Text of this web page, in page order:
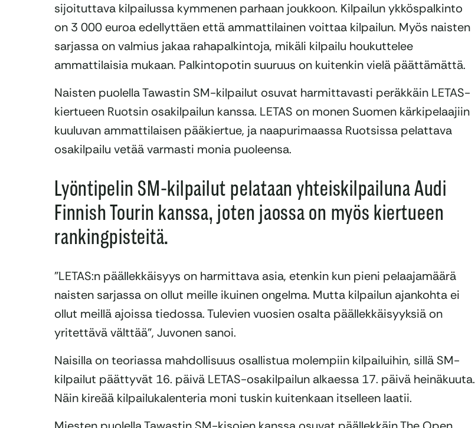
sijoituttava kilpailussa kymmenen parhaan joukkoon. Kilpailun ykköspalkinto
on 3 000 euroa edellyttäen että ammattilainen voittaa kilpailun. Myös naisten
sarjassa on valmius jakaa rahapalkintoja, mikäli kilpailu houkuttelee
ammattilaisia mukaan. Palkintopotin suuruus on kuitenkin vielä päättämättä.
Naisten puolella Tawastin SM-kilpailut osuvat harmittavasti peräkkäin LETAS-
kiertueen Ruotsin osakilpailun kanssa. LETAS on monen Suomen kärkipelaajiin
kuuluvan ammattilaisen pääkiertue, ja naapurimaassa Ruotsissa pelattava
osakilpailu vetää varmasti monia puoleensa.
Lyöntipelin SM-kilpailut pelataan yhteiskilpailuna Audi
Finnish Tourin kanssa, joten jaossa on myös kiertueen
rankingpisteitä.
”LETAS:n päällekkäisyys on harmittava asia, etenkin kun pieni pelaajamäärä
naisten sarjassa on ollut meille ikuinen ongelma. Mutta kilpailun ajankohta ei
ollut meillä ajoissa tiedossa. Tulevien vuosien osalta päällekkäisyyksiä on
yritettävä välttää”, Juvonen sanoi.
Naisilla on teoriassa mahdollisuus osallistua molempiin kilpailuihin, sillä SM-
kilpailut päättyvät 16. päivä LETAS-osakilpailun alkaessa 17. päivä heinäkuuta.
Näin kireää kilpailukalenteria moni tuskin kuitenkaan itselleen laatii.